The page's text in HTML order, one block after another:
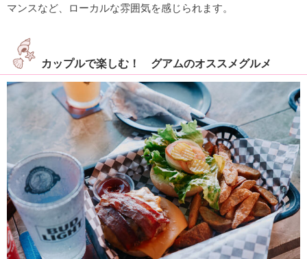
マンスなど、ローカルな雰囲気を感じられます。
カップルで楽しむ！ グアムのオススメグルメ